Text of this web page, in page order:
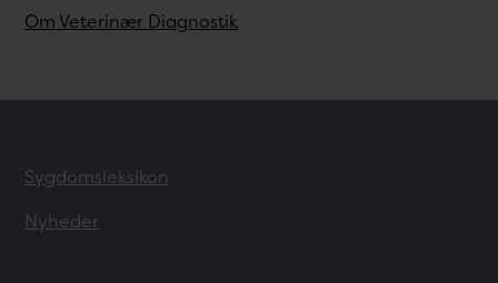
Om Veterinær Diagnostik
Sygdomsleksikon
Nyheder